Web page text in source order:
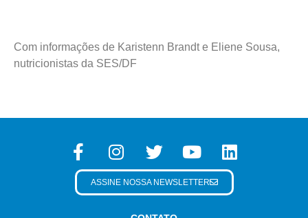
Com informações de Karistenn Brandt e Eliene Sousa,
nutricionistas da SES/DF
ASSINE NOSSA NEWSLETTER